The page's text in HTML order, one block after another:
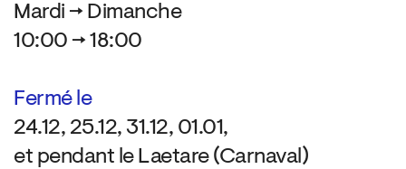
Mardi → Dimanche
10:00 → 18:00
Fermé le
24.12, 25.12, 31.12, 01.01,
et pendant le Laetare (Carnaval)